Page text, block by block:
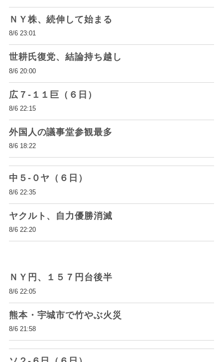
ＮＹ株、続伸して始まる
8/6 23:01
世耕氏復党、結論持ち越し
8/6 20:00
広７-１１巨（６日）
8/6 22:15
外国人の議事堂参観最多
8/6 18:22
中５-０ヤ（６日）
8/6 22:35
ヤクルト、自力優勝消滅
8/6 22:20
ＮＹ円、１５７円台後半
8/6 22:05
熊本・宇城市で竹やぶ火災
8/6 21:58